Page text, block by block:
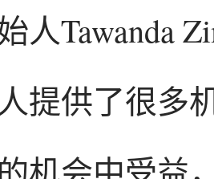
人Tawanda
提供了很多